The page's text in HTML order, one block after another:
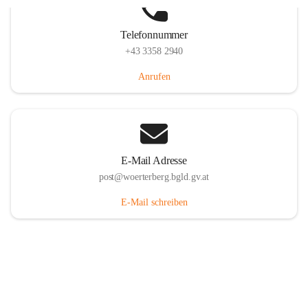
Telefonnummer
+43 3358 2940
Anrufen
E-Mail Adresse
post@woerterberg.bgld.gv.at
E-Mail schreiben